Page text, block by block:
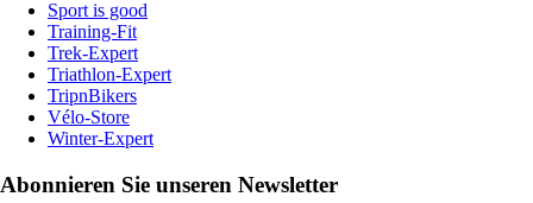
Sport is good
Training-Fit
Trek-Expert
Triathlon-Expert
TripnBikers
Vélo-Store
Winter-Expert
Abonnieren Sie unseren Newsletter